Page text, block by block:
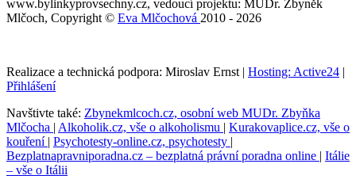
www.bylinkyprovsechny.cz, vedoucí projektu: MUDr. Zbyněk
Mlčoch, Copyright © Eva Mlčochová 2010 - 2026
Realizace a technická podpora: Miroslav Ernst | Hosting: Active24 |
Přihlášení
Navštivte také: Zbynekmlcoch.cz, osobní web MUDr. Zbyňka
Mlčocha | Alkoholik.cz, vše o alkoholismu | Kurakovaplice.cz, vše o
kouření | Psychotesty-online.cz, psychotesty |
Bezplatnapravniporadna.cz – bezplatná právní poradna online | Itálie
– vše o Itálii